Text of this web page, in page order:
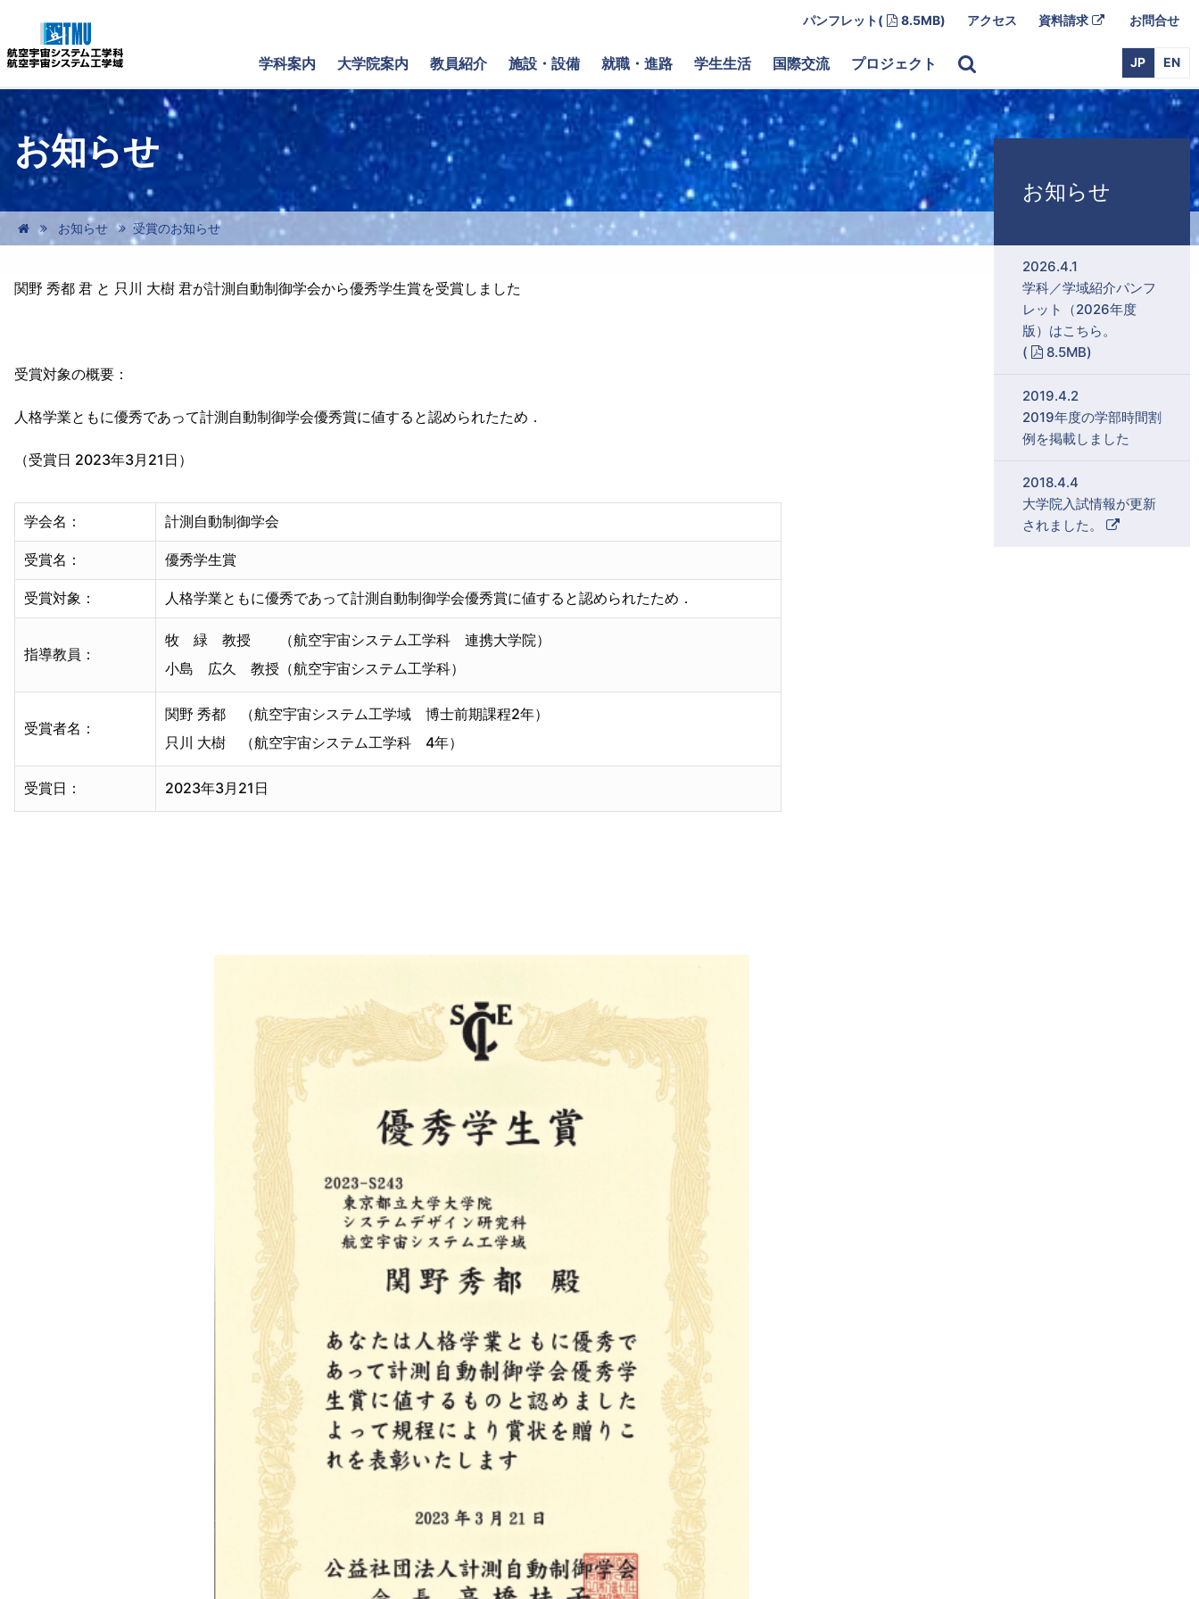
パンフレット( Adobe PDF
8.5MB) アクセス 資料請求 お問合せ
学科案内 大学院案内 教員紹介 施設・設備 就職・進路 学生生活 国際交流 プロジェクト JP EN
お知らせ
2026.4.1
学科／学域紹介パンフ
レット（2026年度
版）はこちら。
(
Adobe PDF
8.5MB)
2019.4.2
2019年度の学部時間割
例を掲載しました
2018.4.4
大学院入試情報が更新
されました。
お知らせ
お知らせ 受賞のお知らせ
関野 秀都 君 と 只川 大樹 君が計測自動制御学会から優秀学生賞を受賞しました
受賞対象の概要：
人格学業ともに優秀であって計測自動制御学会優秀賞に値すると認められたため．
（受賞日 2023年3月21日）
学会名： 計測自動制御学会
受賞名： 優秀学生賞
受賞対象： 人格学業ともに優秀であって計測自動制御学会優秀賞に値すると認められたため．
指導教員：
牧 緑 教授 （航空宇宙システム工学科 連携大学院）
小島 広久 教授（航空宇宙システム工学科）
受賞者名：
関野 秀都 （航空宇宙システム工学域 博士前期課程2年）
只川 大樹 （航空宇宙システム工学科 4年）
受賞日： 2023年3月21日